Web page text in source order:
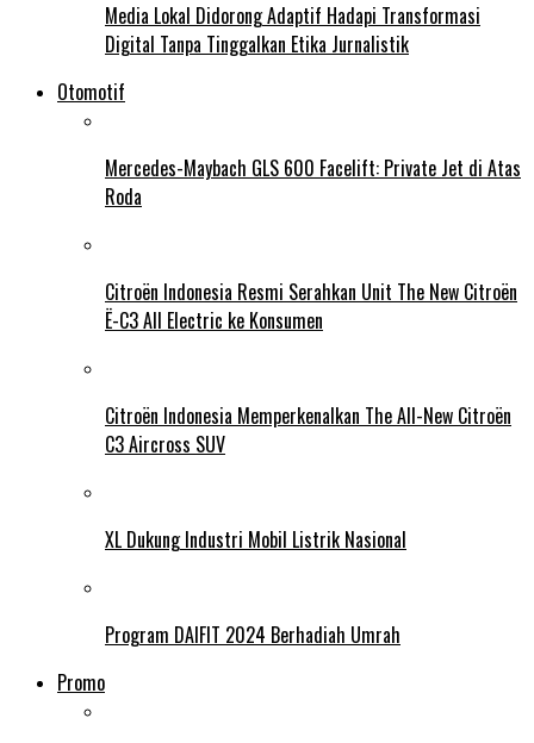
Media Lokal Didorong Adaptif Hadapi Transformasi
Digital Tanpa Tinggalkan Etika Jurnalistik
Otomotif
Mercedes-Maybach GLS 600 Facelift: Private Jet di Atas
Roda
Citroën Indonesia Resmi Serahkan Unit The New Citroën
Ë-C3 All Electric ke Konsumen
Citroën Indonesia Memperkenalkan The All-New Citroën
C3 Aircross SUV
XL Dukung Industri Mobil Listrik Nasional
Program DAIFIT 2024 Berhadiah Umrah
Promo